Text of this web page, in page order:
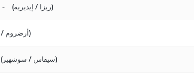
- (ريزا / إيديريه)
(أرضروم / كارايازي)
(سيفاس / سوشهير)